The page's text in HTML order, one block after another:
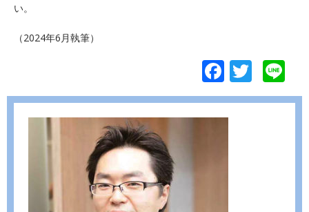
い。
（2024年6月執筆）
F
ac
T
w n